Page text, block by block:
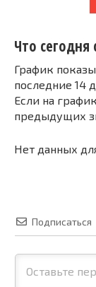
Что сегодня
График
последние 14
Если на
предыдущих
Нет данных
Подписаться